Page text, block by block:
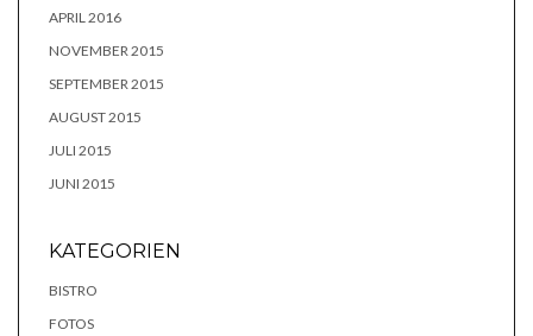
APRIL 2016
NOVEMBER 2015
SEPTEMBER 2015
AUGUST 2015
JULI 2015
JUNI 2015
KATEGORIEN
BISTRO
FOTOS